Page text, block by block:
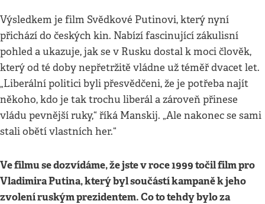
Výsledkem je film Svědkové Putinovi, který nyní
přichází do českých kin. Nabízí fascinující zákulisní
pohled a ukazuje, jak se v Rusku dostal k moci člověk,
který od té doby nepřetržitě vládne už téměř dvacet let.
„Liberální politici byli přesvědčeni, že je potřeba najít
někoho, kdo je tak trochu liberál a zároveň přinese
vládu pevnější ruky,“ říká Manskij. „Ale nakonec se sami
stali obětí vlastních her.“
Ve filmu se dozvídáme, že jste v roce 1999 točil film pro
Vladimira Putina, který byl součástí kampaně k jeho
zvolení ruským prezidentem. Co to tehdy bylo za